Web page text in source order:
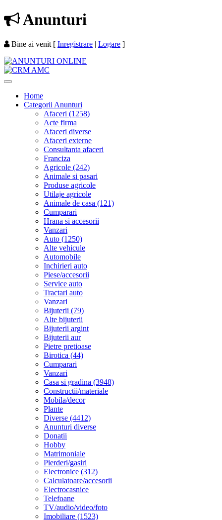
Anunturi
Bine ai venit [ Inregistrare | Logare ]
Home
Categorii Anunturi
Afaceri (1258)
Acte firma
Afaceri diverse
Afaceri externe
Consultanta afaceri
Franciza
Agricole (242)
Animale si pasari
Produse agricole
Utilaje agricole
Animale de casa (121)
Cumparari
Hrana si accesorii
Vanzari
Auto (1250)
Alte vehicule
Automobile
Inchirieri auto
Piese/accesorii
Service auto
Tractari auto
Vanzari
Bijuterii (79)
Alte bijuterii
Bijuterii argint
Bijuterii aur
Pietre pretioase
Birotica (44)
Cumparari
Vanzari
Casa si gradina (3948)
Constructii/materiale
Mobila/decor
Plante
Diverse (4412)
Anunturi diverse
Donatii
Hobby
Matrimoniale
Pierderi/gasiri
Electronice (312)
Calculatoare/accesorii
Electrocasnice
Telefoane
TV/audio/video/foto
Imobiliare (1523)